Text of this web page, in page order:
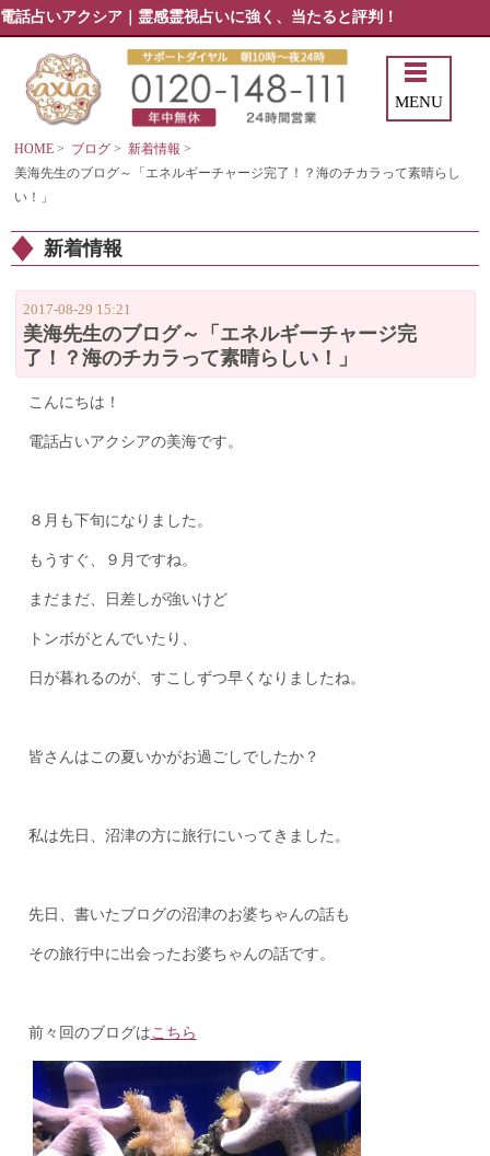
電話占いアクシア｜霊感霊視占いに強く、当たると評判！
MENU
HOME > ブログ > 新着情報 >
美海先生のブログ～「エネルギーチャージ完了！？海のチカラって素晴らし
い！」
新着情報
2017-08-29 15:21
美海先生のブログ～「エネルギーチャージ完
了！？海のチカラって素晴らしい！」
こんにちは！
電話占いアクシアの美海です。
８月も下旬になりました。
もうすぐ、９月ですね。
まだまだ、日差しが強いけど
トンボがとんでいたり、
日が暮れるのが、すこしずつ早くなりましたね。
皆さんはこの夏いかがお過ごしでしたか？
私は先日、沼津の方に旅行にいってきました。
先日、書いたブログの沼津のお婆ちゃんの話も
その旅行中に出会ったお婆ちゃんの話です。
前々回のブログはこちら